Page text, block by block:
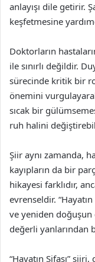
anlayışı dile getirir.
keşfetmesine
Doktorların
ile sınırlı değildir.
sürecinde kritik bir
önemini
sıcak bir
ruh halini
Şiir aynı zamanda,
kayıpların da bir
hikayesi farklıdır,
evrenseldir.
ve yeniden doğuşun
değerli yanlarından
“Hayatın Şifası”